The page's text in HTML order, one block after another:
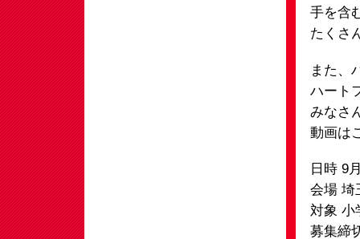
手を含
たくさ
また、
ハート
みなさ
動画は
日時 9
会場 埼
対象 小
募集締